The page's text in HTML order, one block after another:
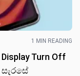
1 MIN READING
Turn Off